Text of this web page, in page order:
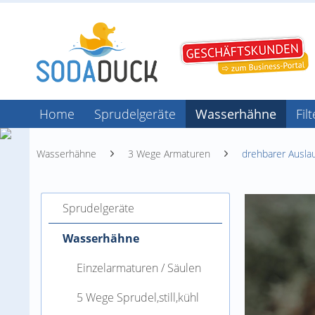
Home Sprudelgeräte Wasserhähne
Wasserhähne 3 Wege Armaturen drehbarer
Sprudelgeräte
Wasserhähne
Einzelarmaturen / Säulen
5 Wege Sprudel,still,kühl